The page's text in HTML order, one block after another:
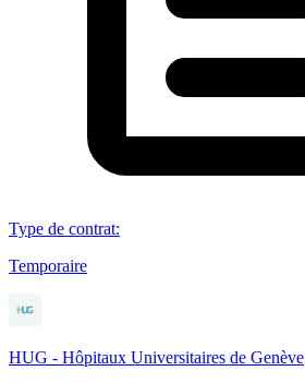
Type de contrat:
Temporaire
HUG - Hôpitaux Universitaires de Genève